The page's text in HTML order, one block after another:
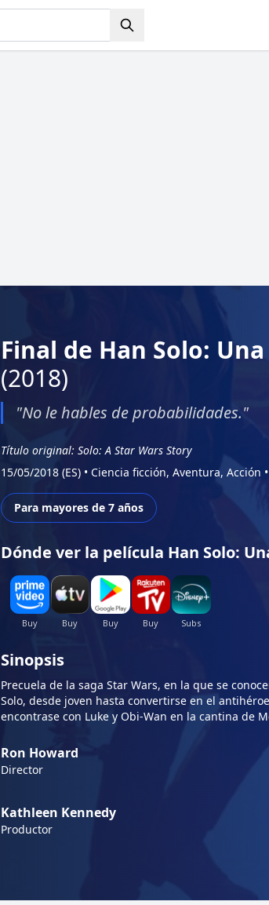
Final de Han Solo:
(2018)
"No le hables de probabilidades."
Título original: Solo: A Star Wars Story
15/05/2018 (ES) • Ciencia ficción, Aventura, Acción •
Para mayores de 7 años
Dónde ver la película Han Solo:
Sinopsis
Precuela de la saga Star Wars, en la que se
Solo, desde joven hasta convertirse en el
encontrase con Luke y Obi-Wan en la cantina de
Ron Howard
Director
Kathleen Kennedy
Productor